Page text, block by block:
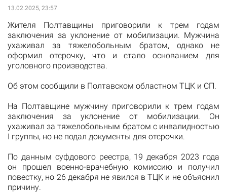
13.02.2025, 23:57
Жителя Полтавщины приговорили к трем годам
заключения за уклонение от мобилизации. Мужчина
ухаживал за тяжелобольным братом, однако не
оформил отсрочку, что и стало основанием для
уголовного производства.
Об этом сообщили в Полтавском областном ТЦК и СП.
На Полтавщине мужчину приговорили к трем годам
заключения за уклонение от мобилизации. Он
ухаживал за тяжелобольным братом с инвалидностью
I группы, но не подал документы для отсрочки.
По данным суфдового реестра, 19 декабря 2023 года
он прошел военно-врачебную комиссию и получил
повестку, но 26 декабря не явился в ТЦК и не объяснил
причину.